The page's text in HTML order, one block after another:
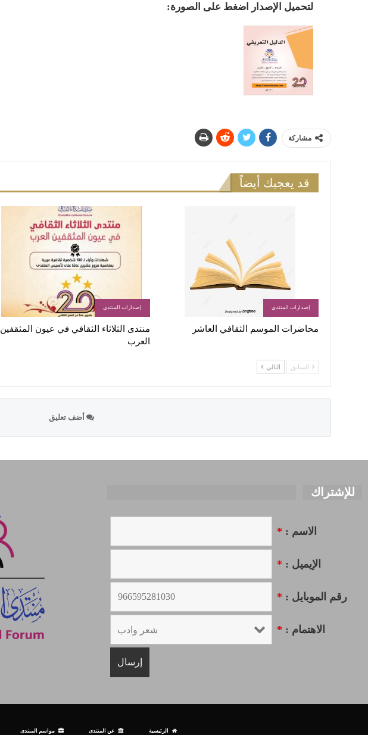
لتحميل الإصدار اضغط على الصورة:
مشاركة
قد يعجبك أيضاً
إصدارات المنتدى
محاضرات الموسم الثقافي العاشر
إصدارات المنتدى
منتدى الثلاثاء الثقافي في عيون المثقفين
العرب
السابق التالي
أضف تعليق
للإشتراك
الاسم : *
الإيميل : *
رقم الموبايل : *
الاهتمام : *
الرئيسية عن المنتدى مواسم المنتدى